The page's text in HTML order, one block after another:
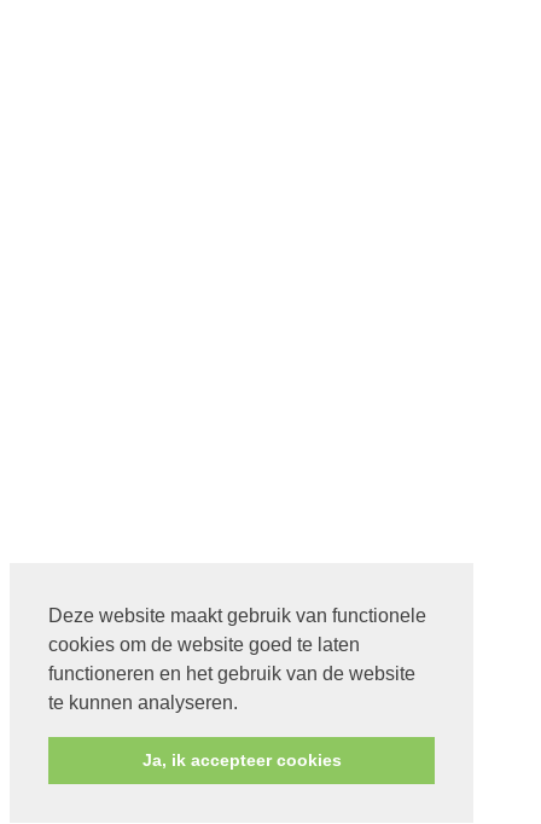
Deze website maakt gebruik van functionele
cookies om de website goed te laten
functioneren en het gebruik van de website
te kunnen analyseren.
Ja, ik accepteer cookies